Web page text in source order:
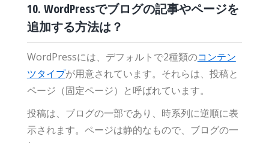
10. WordPressでブログの記事やページを
追加する方法は？
WordPressには、デフォルトで2種類のコンテン
ツタイプが用意されています。それらは、投稿と
ページ（固定ページ）と呼ばれています。
投稿は、ブログの一部であり、時系列に逆順に表
示されます。ページは静的なもので、ブログの一